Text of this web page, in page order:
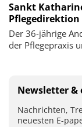
Sankt
Pflegedirektion
Der 36-jährige
der Pflegepraxis
Newsletter &
Nachrichten,
neuesten E-